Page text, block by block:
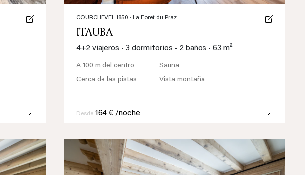
COURCHEVEL 1850· La Foret du Praz
ITAUBA
4+2 viajeros • 3 dormitorios • 2 baños • 63 m²
A 100 m del centro
Cerca de las pistas
Sauna
Vista montaña
Desde 164 € /noche